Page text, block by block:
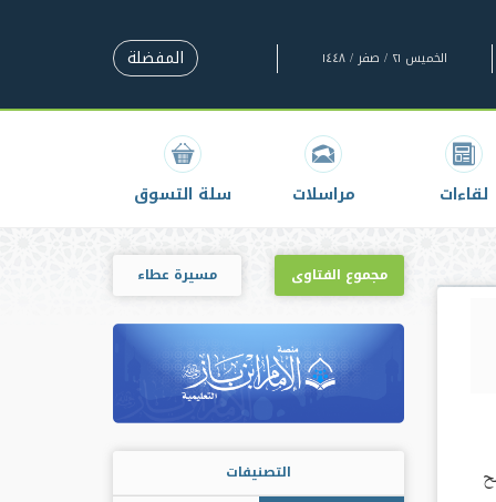
الخميس ٢١ / صفر / ١٤٤٨ المفضلة
لقاءات مراسلات سلة التسوق
مجموع الفتاوى مسيرة عطاء
التصنيفات